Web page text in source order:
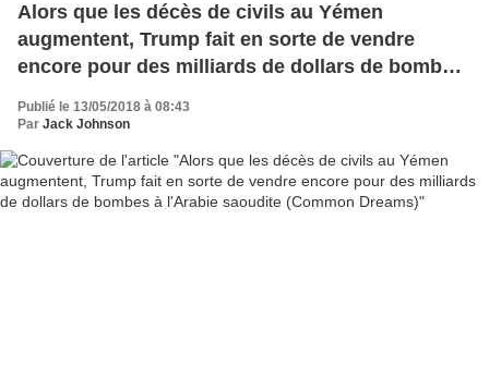
Alors que les décès de civils au Yémen
augmentent, Trump fait en sorte de vendre
encore pour des milliards de dollars de bombes
à l'Arabie saoudite (Common Dreams)
Publié le 13/05/2018 à 08:43
Par Jack Johnson